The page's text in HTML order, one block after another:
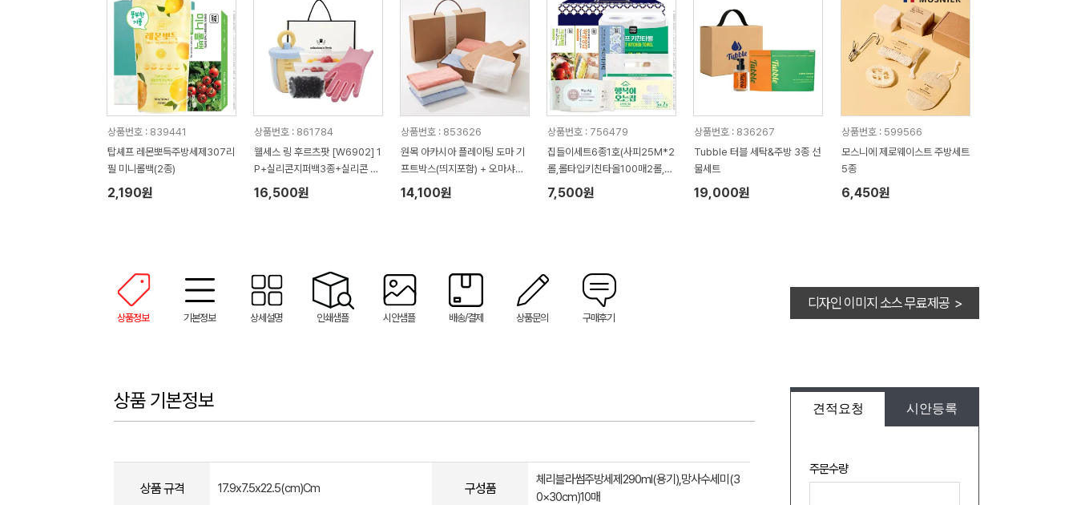
상품번호 : 839441
탑셰프 레몬뽀득주방세제307리
필 미니롤백(2종)
2,190원
상품번호 : 861784
웰세스 링 후르츠팟 [W6902] 1
P+실리콘지퍼백3종+실리콘 브
러시 설거지 수세미 일체형 고무
장갑 1P 세트
16,500원
상품번호 : 853626
원목 아카시아 플레이팅 도마 기
프트박스(띄지포함) + 오마샤리
프 행주 + 기프트박스
14,100원
상품번호 : 756479
집들이세트6종1호(사피25M*2
롤,롤타입키친타올100매2롤,위
생장갑,크린백,컬러지퍼백,물티
슈50매)
7,500원
상품번호 : 836267
Tubble 터블 세탁&주방 3종 선
물세트
19,000원
상품번호 : 599566
모스니에 제로웨이스트 주방세트
5종
6,450원
상품정보 기본정보 상세설명 인쇄샘플 시안샘플 배송/결제 상품문의 구매후기
디자인 이미지 소스 무료제공 >
견적요청 시안등록
주문수량
상품 기본정보
상품 규격 17.9x7.5x22.5(cm)Cm 구성품
체리블라썸주방세제290ml(용기),망사수세미(3
0×30cm)10매